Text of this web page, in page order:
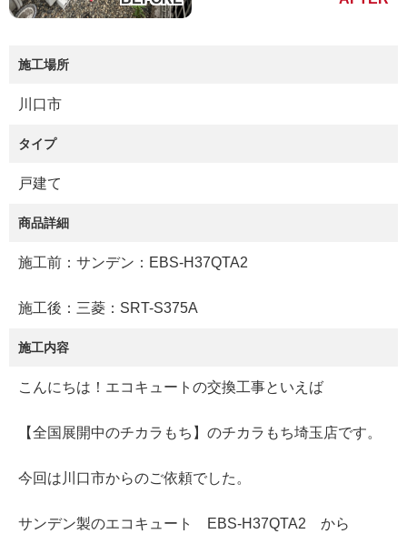
施工場所
川口市
タイプ
戸建て
商品詳細
施工前：サンデン：EBS-H37QTA2
施工後：三菱：SRT-S375A
施工内容
こんにちは！エコキュートの交換工事といえば
【全国展開中のチカラもち】のチカラもち埼玉店です。
今回は川口市からのご依頼でした。
サンデン製のエコキュート EBS-H37QTA2 から